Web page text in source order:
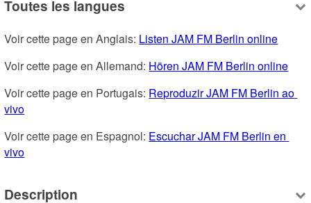
Toutes les langues
Voir cette page en Anglais: Listen JAM FM Berlin online
Voir cette page en Allemand: Hören JAM FM Berlin online
Voir cette page en Portugais: Reproduzir JAM FM Berlin ao
vivo
Voir cette page en Espagnol: Escuchar JAM FM Berlin en
vivo
Description